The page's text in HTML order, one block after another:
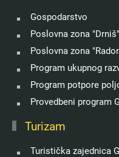
Gospodarstvo
Poslovna zona "Drniš"
Poslovna zona
Program ukupnog
Program potpore
Provedbeni program
Turizam
Turistička zajednica